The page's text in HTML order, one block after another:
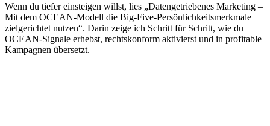
Wenn du tiefer einsteigen willst, lies „Datengetriebenes Marketing –
Mit dem OCEAN-Modell die Big-Five-Persönlichkeitsmerkmale
zielgerichtet nutzen“. Darin zeige ich Schritt für Schritt, wie du
OCEAN-Signale erhebst, rechtskonform aktivierst und in profitable
Kampagnen übersetzt.